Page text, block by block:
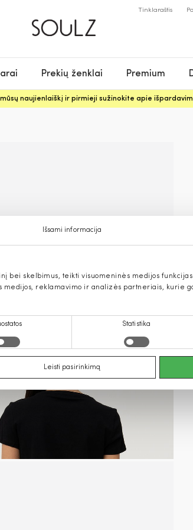
Išsami informacija
bei skelbimus, teikti visuomeninės medijos
reklamavimo ir analizės partneriais, kurie
Statistika
Leisti pasirinkimą
Tinklaraštis
Prekių ženklai Premium
naujienlaiškį ir pirmieji sužinokite apie